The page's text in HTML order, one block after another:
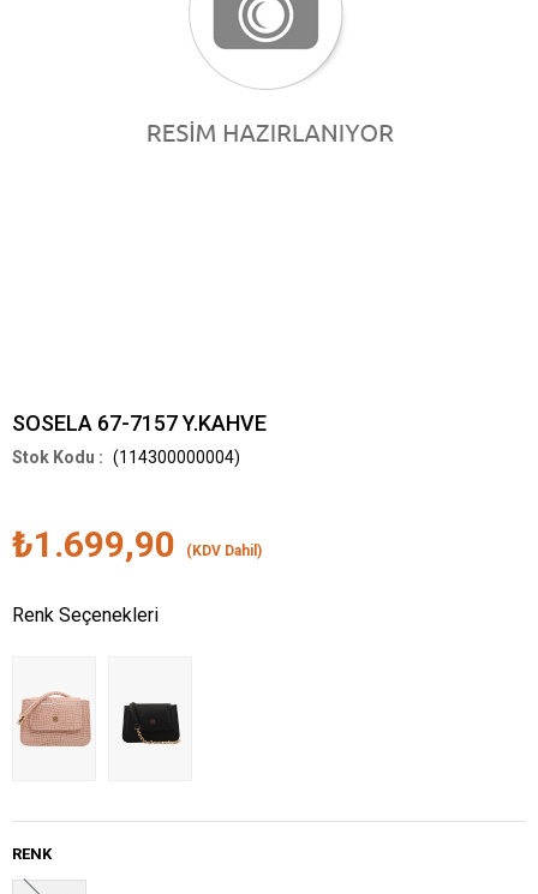
SOSELA 67-7157 Y.KAHVE
(114300000004)
₺1.699,90 (KDV Dahil)
Renk Seçenekleri
RENK